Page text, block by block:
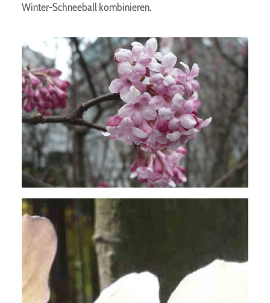
Winter-Schneeball kombinieren.
Winter-Schneeball (Viburnum x
bodnantense 'Dawn')